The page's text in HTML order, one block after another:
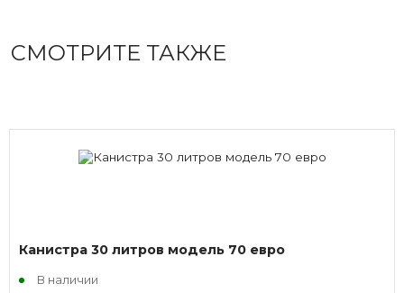
СМОТРИТЕ ТАКЖЕ
Канистра 30 литров модель 70 евро
В наличии